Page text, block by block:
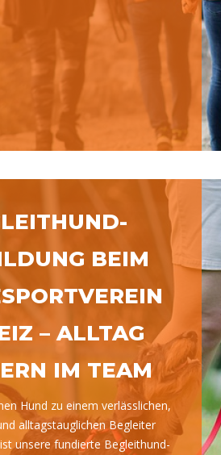
BEIM
– ALLTAG
IM TEAM
Hund zu einem verlässlichen,
alltagstauglichen Begleiter
unsere fundierte Begleithund-